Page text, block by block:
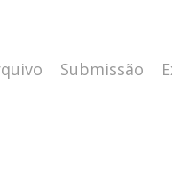
Submissão